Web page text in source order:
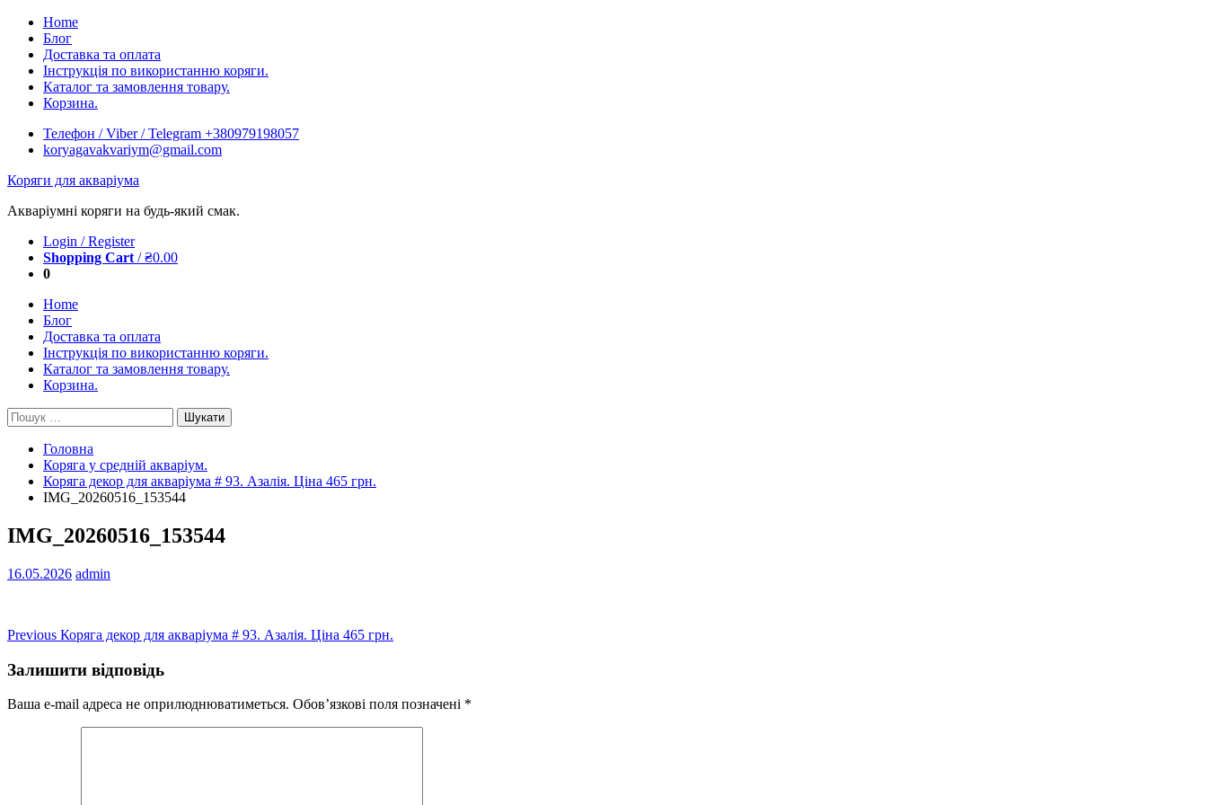
Skip
content
Home
Блог
Доставка та оплата
Інструкція по використанню коряги.
Каталог та замовлення товару.
Корзина.
Телефон / Viber / Telegram +380979198057
koryagavakvariym@gmail.com
Коряги для акваріума
Акваріумні коряги на будь-який смак.
Login / Register
Shopping Cart /₴0.00
0
Home
Блог
Доставка та оплата
Інструкція по використанню коряги.
Каталог та замовлення товару.
Корзина.
Пошук:
Головна
Коряга у средній акваріум.
Коряга декор для акваріума # 93. Азалія. Ціна 465 грн.
IMG_20260516_153544
IMG_20260516_153544
16.05.2026 admin
Навігація
записів
Previous Previous
Коряга декор для акваріума # 93. Азалія. Ціна 465 грн.
Залишити відповідь
Ваша e-mail адреса не оприлюднюватиметься. Обов’язкові поля позначені *